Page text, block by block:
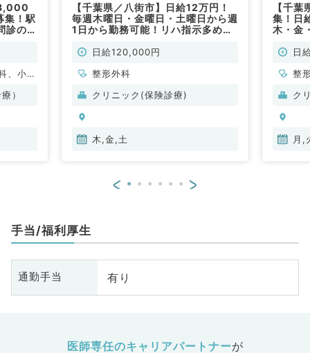
！駅
診のお
、小児
美容外
科、乳
腸・肛
科目不
）
【千葉県／八街市】日給12万円！
毎週木曜日・金曜日・土曜日から週
1日から勤務可能！リハ指示多めの
形外科／非常勤）
日給120,000円
整形外科
クリニック(保険診療)
木,金,土
【千
集！日
木・金
す！日
整
ク
月,
< >
手当/福利厚生
通勤手当 有り
医師専任のキャリアパートナーが